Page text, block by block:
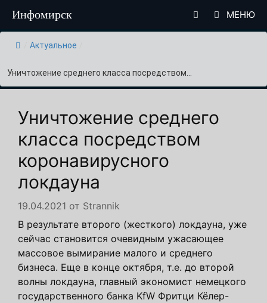
содержимому
Инфомирск МЕНЮ
Актуальное
Уничтожение среднего класса посредством...
Уничтожение среднего
класса посредством
коронавирусного
локдауна
19.04.2021 от Strannik
В результате второго (жесткого) локдауна, уже
сейчас становится очевидным ужасающее
массовое вымирание малого и среднего
бизнеса. Еще в конце октября, т.е. до второй
волны локдауна, главный экономист немецкого
государственного банка KfW Фритци Кёлер-